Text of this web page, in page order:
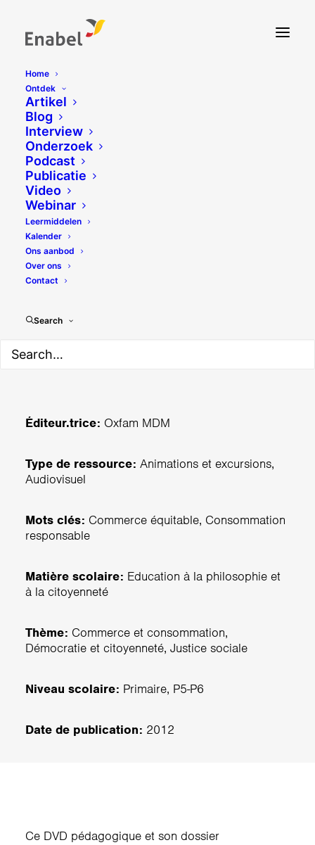
Home
Ontdek
Artikel
Blog
Interview
Onderzoek
Podcast
Publicatie
Video
Webinar
Leermiddelen
Kalender
Ons aanbod
Over ons
Contact
Search
Ça tourne plus juste
Éditeur.trice: Oxfam MDM
Type de ressource: Animations et excursions,
Audiovisuel
Mots clés: Commerce équitable, Consommation
responsable
Matière scolaire: Education à la philosophie et
à la citoyenneté
Thème: Commerce et consommation,
Démocratie et citoyenneté, Justice sociale
Niveau scolaire: Primaire, P5-P6
Date de publication: 2012
Ce DVD pédagogique et son dossier